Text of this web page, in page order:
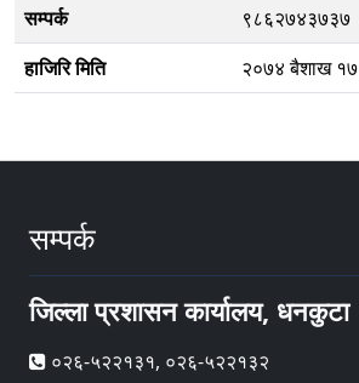
सम्पर्क
९८६२७४३७३७
हाजिरि मिति
२०७४ बैशाख १७
सम्पर्क
जिल्ला प्रशासन कार्यालय, धनकुटा
०२६-५२२१३१, ०२६-५२२१३२